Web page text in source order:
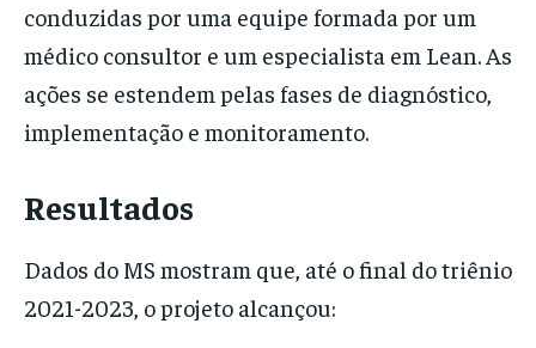
conduzidas por uma equipe formada por um
médico consultor e um especialista em Lean. As
ações se estendem pelas fases de diagnóstico,
implementação e monitoramento.
Resultados
Dados do MS mostram que, até o final do triênio
2021-2023, o projeto alcançou: